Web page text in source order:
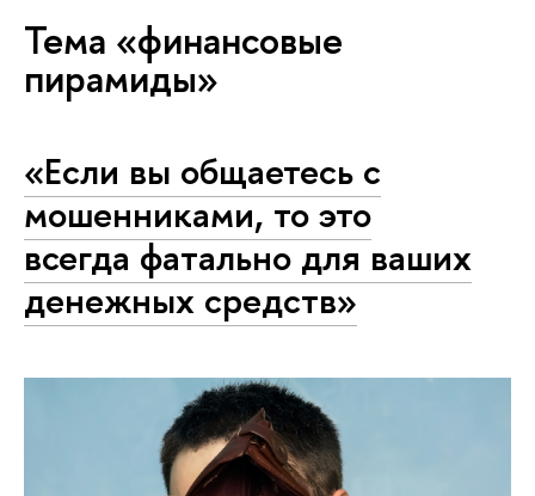
Тема «финансовые
пирамиды»
«Если вы общаетесь с
мошенниками, то это
всегда фатально для ваших
денежных средств»